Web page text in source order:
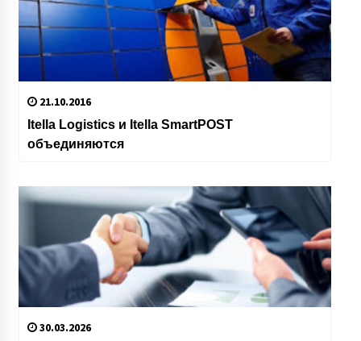
21.10.2016
Itella Logistics и Itella SmartPOST
объединяются
30.03.2026